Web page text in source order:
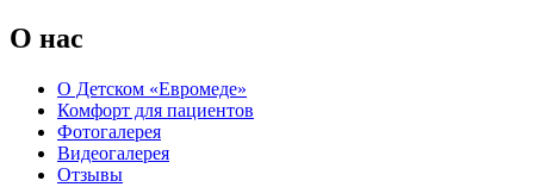
О нас
О Детском «Евромеде»
Комфорт для пациентов
Фотогалерея
Видеогалерея
Отзывы